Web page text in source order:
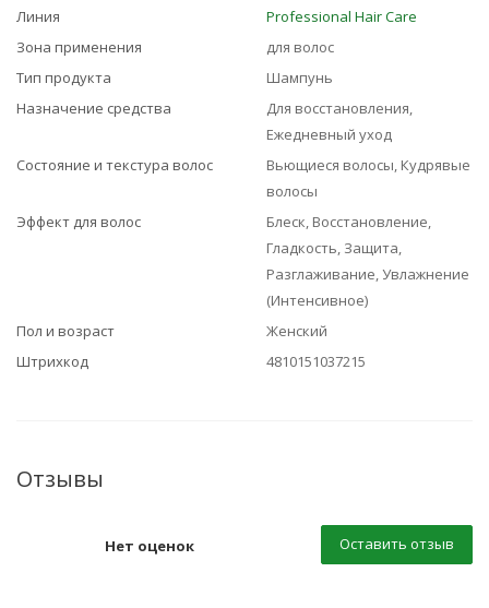
Линия
Professional Hair Care
Зона применения
для волос
Тип продукта
Шампунь
Назначение средства
Для восстановления,
Ежедневный уход
Состояние и текстура волос
Вьющиеся волосы, Кудрявые
волосы
Эффект для волос
Блеск, Восстановление,
Гладкость, Защита,
Разглаживание, Увлажнение
(Интенсивное)
Пол и возраст
Женский
Штрихкод
4810151037215
Отзывы
Нет оценок Оставить отзыв